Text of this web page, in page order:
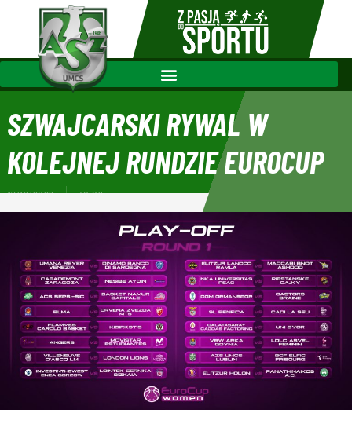
SZWAJCARSKI RYWAL W
KOLEJNEJ RUNDZIE EUROCUP
17/12/2022 10:09